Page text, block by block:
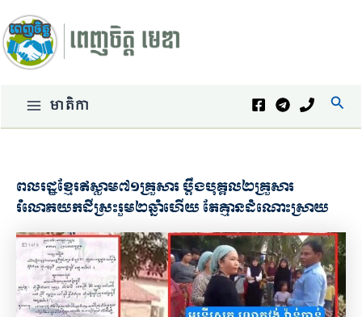
to
content
Mainមាតិកា
ពលរដ្ឋខ្មែរឥស្លាម៧១គ្រួសារ ប្ដឹងបុគ្គល២គ្រួសារ
រំលោភយកដីស្រះរួម២ឆ្នាំហើយ តែគ្មានដំណោះស្រាយ